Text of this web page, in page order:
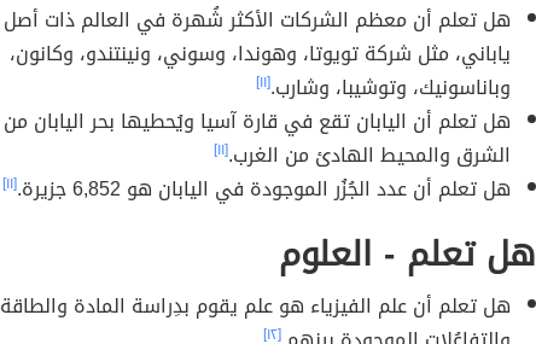
هل تعلم أن معظم الشركات الأكثر شُهرة في العالم ذات أصل
ياباني، مثل شركة تويوتا، وهوندا، وسوني، ونينتندو، وكانون،
وباناسونيك، وتوشيبا، وشارب.[١١]
هل تعلم أن اليابان تقع في قارة آسيا ويُحطيها بحر اليابان من
الشرق والمحيط الهادئ من الغرب.[١١]
هل تعلم أن عدد الجُزُر الموجودة في اليابان هو 6,852 جزيرة. [١١]
هل تعلم - العلوم
هل تعلم أن علم الفيزياء هو علم يقوم بدِراسة المادة والطاقة
[١٢]